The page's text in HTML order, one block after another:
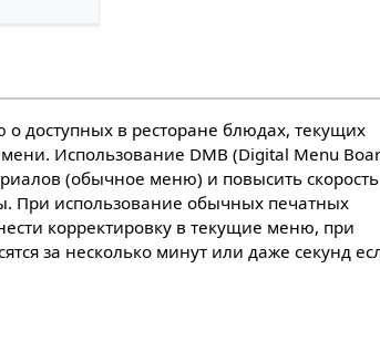
доступных в ресторане блюдах, текущих
Использование DMB (Digital Menu
(обычное меню) и повысить скорость
При использование обычных печатных
корректировку в текущие меню, при
за несколько минут или даже секунд